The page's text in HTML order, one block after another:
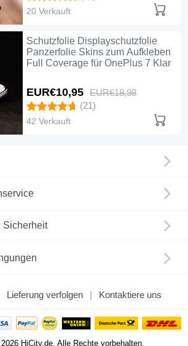
20 Verkauft
Schutzfolie Displayschutzfolie
Panzerfolie Skins zum Aufkleben
Full Coverage für OnePlus 7 Klar
EUR€10,95 EUR€18,98
(21)
42 Verkauft
Sicherheit
Lieferung verfolgen Kontaktiere uns
HiCity.de. Alle Rechte vorbehalten.